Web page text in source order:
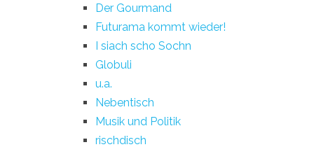
Der Gourmand
Futurama kommt wieder!
I siach scho Sochn
Globuli
u.a.
Nebentisch
Musik und Politik
rischdisch